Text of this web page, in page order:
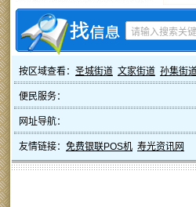
按区域查看： 圣城街道 文家街道 孙集街
便民服务：
网址导航：
友情链接： 免费银联POS机 寿光资讯网